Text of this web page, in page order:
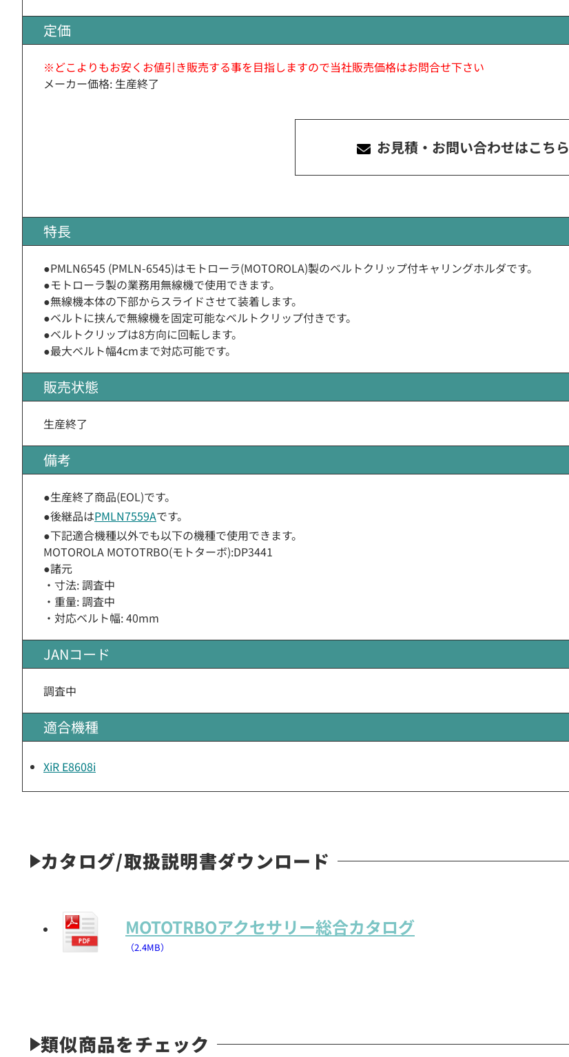
定価
※どこよりもお安くお値引き販売する事を目指しますので当社販売価格はお問合せ下さい
メーカー価格: 生産終了
お見積・お問い合わせはこちら
特長
●PMLN6545 (PMLN-6545)はモトローラ(MOTOROLA)製のベルトクリップ付キャリングホルダです。
●モトローラ製の業務用無線機で使用できます。
●無線機本体の下部からスライドさせて装着します。
●ベルトに挟んで無線機を固定可能なベルトクリップ付きです。
●ベルトクリップは8方向に回転します。
●最大ベルト幅4cmまで対応可能です。
販売状態
生産終了
備考
●生産終了商品(EOL)です。
●後継品はPMLN7559Aです。
●下記適合機種以外でも以下の機種で使用できます。
MOTOROLA MOTOTRBO(モトターボ):DP3441
●諸元
・寸法: 調査中
・重量: 調査中
・対応ベルト幅: 40mm
JANコード
調査中
適合機種
XiR E8608i
カタログ/取扱説明書ダウンロード
MOTOTRBOアクセサリー総合カタログ
（2.4MB）
類似商品をチェック